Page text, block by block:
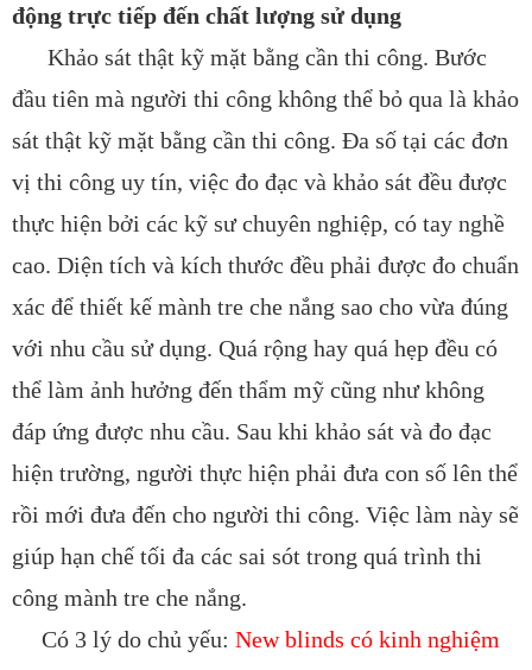
động trực tiếp đến chất lượng sử dụng
Khảo sát thật kỹ mặt bằng cần thi công. Bước
đầu tiên mà người thi công không thể bỏ qua là khảo
sát thật kỹ mặt bằng cần thi công. Đa số tại các đơn
vị thi công uy tín, việc đo đạc và khảo sát đều được
thực hiện bởi các kỹ sư chuyên nghiệp, có tay nghề
cao. Diện tích và kích thước đều phải được đo chuẩn
xác để thiết kế mành tre che nắng sao cho vừa đúng
với nhu cầu sử dụng. Quá rộng hay quá hẹp đều có
thể làm ảnh hưởng đến thẩm mỹ cũng như không
đáp ứng được nhu cầu. Sau khi khảo sát và đo đạc
hiện trường, người thực hiện phải đưa con số lên thể
rồi mới đưa đến cho người thi công. Việc làm này sẽ
giúp hạn chế tối đa các sai sót trong quá trình thi
công mành tre che nắng.
Có 3 lý do chủ yếu: New blinds có kinh nghiệm